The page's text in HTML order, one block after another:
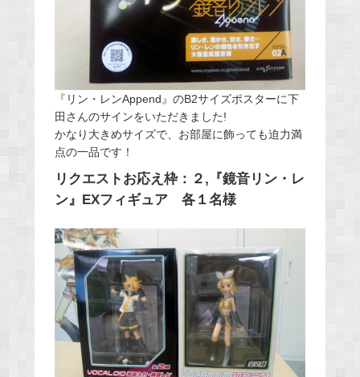
『リン・レンAppend』のB2サイズポスターに下
田さんのサインをいただきました!
かなり大きめサイズで、お部屋に飾っても迫力満
点の一品です！
リクエストお応え枠：２,『鏡音リン・レ
ン』EXフィギュア 各１名様